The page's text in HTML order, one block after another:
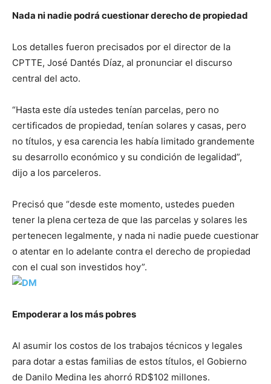
Nada ni nadie podrá cuestionar derecho de propiedad
Los detalles fueron precisados por el director de la
CPTTE, José Dantés Díaz, al pronunciar el discurso
central del acto.
“Hasta este día ustedes tenían parcelas, pero no
certificados de propiedad, tenían solares y casas, pero
no títulos, y esa carencia les había limitado grandemente
su desarrollo económico y su condición de legalidad”,
dijo a los parceleros.
Precisó que “desde este momento, ustedes pueden
tener la plena certeza de que las parcelas y solares les
pertenecen legalmente, y nada ni nadie puede cuestionar
o atentar en lo adelante contra el derecho de propiedad
con el cual son investidos hoy”.
Empoderar a los más pobres
Al asumir los costos de los trabajos técnicos y legales
para dotar a estas familias de estos títulos, el Gobierno
de Danilo Medina les ahorró RD$102 millones.